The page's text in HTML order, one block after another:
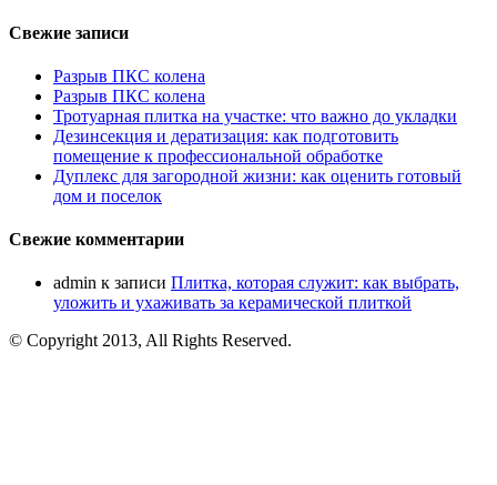
Свежие записи
Разрыв ПКС колена
Разрыв ПКС колена
Тротуарная плитка на участке: что важно до укладки
Дезинсекция и дератизация: как подготовить
помещение к профессиональной обработке
Дуплекс для загородной жизни: как оценить готовый
дом и поселок
Свежие комментарии
admin к записи Плитка, которая служит: как выбрать,
уложить и ухаживать за керамической плиткой
© Copyright 2013, All Rights Reserved.